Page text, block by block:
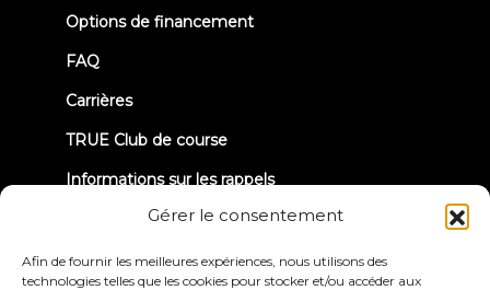
Gérer le consentement
Afin de fournir les meilleures expériences, nous utilisons des
technologies telles que les cookies pour stocker et/ou accéder aux
Options de financement
FAQ
Carrières
TRUE Club de course
Informations sur les rappels